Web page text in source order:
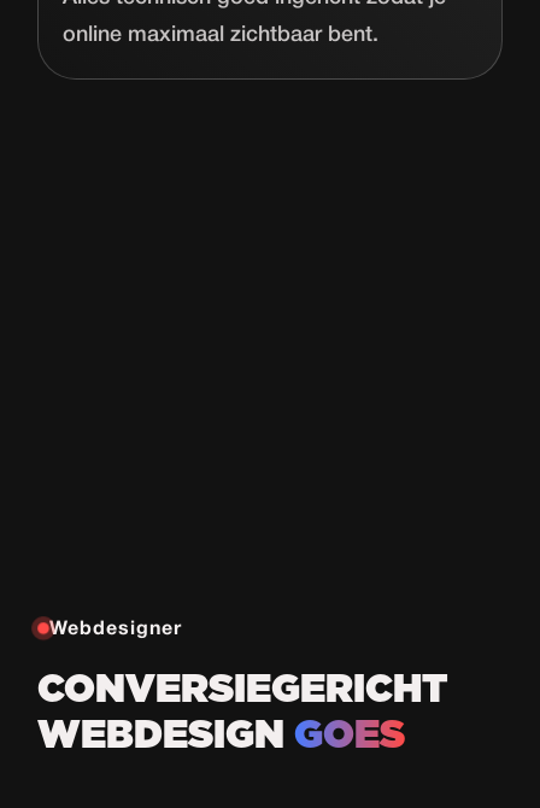
online maximaal zichtbaar bent.
Webdesigner
CONVERSIEGERICHT
WEBDESIGNGOES